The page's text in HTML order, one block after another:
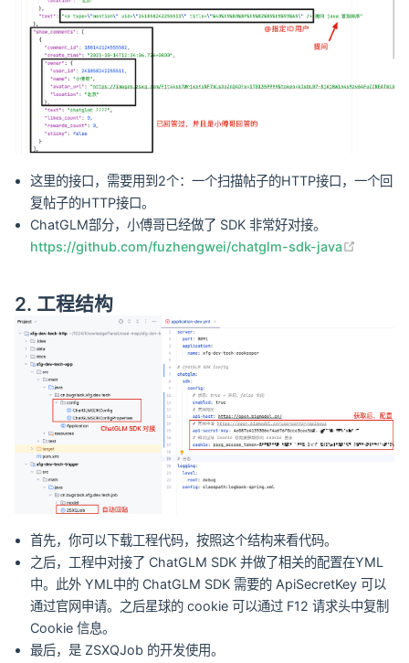
这里的接口，需要用到2个：一个扫描帖子的HTTP接口，一个回
复帖子的HTTP接口。
ChatGLM部分，小傅哥已经做了 SDK 非常好对接。
https://github.com/fuzhengwei/chatglm-sdk-java
2. 工程结构
首先，你可以下载工程代码，按照这个结构来看代码。
之后，工程中对接了 ChatGLM SDK 并做了相关的配置在YML
中。此外 YML中的 ChatGLM SDK 需要的 ApiSecretKey 可以
通过官网申请。之后星球的 cookie 可以通过 F12 请求头中复制
Cookie 信息。
最后，是 ZSXQJob 的开发使用。